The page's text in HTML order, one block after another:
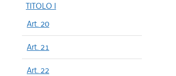
TITOLO I
Art. 20
Art. 21
Art. 22